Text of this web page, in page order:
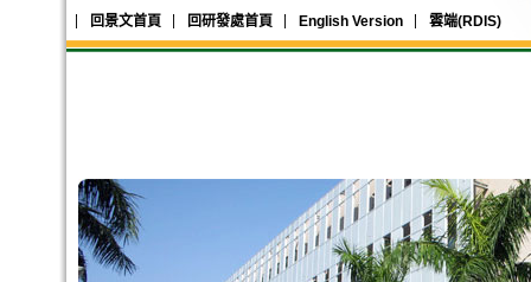
回景文首頁 回研發處首頁 English Version 雲端(RDIS)